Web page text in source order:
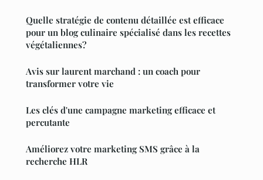
Quelle stratégie de contenu détaillée est efficace
pour un blog culinaire spécialisé dans les recettes
végétaliennes?
Avis sur laurent marchand : un coach pour
transformer votre vie
Les clés d'une campagne marketing efficace et
percutante
Améliorez votre marketing SMS grâce à la
recherche HLR